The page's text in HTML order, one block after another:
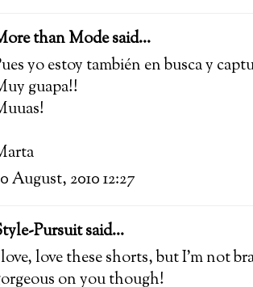
than Modesaid...
yo estoy también en busca y
guapa!!
August, 2010 12:27
Pursuitsaid...
love these shorts, but I'm not
on you though!